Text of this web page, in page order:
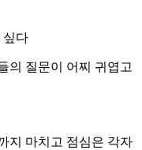
싶다
의 질문이 어찌 귀엽고
지 마치고 점심은 각자